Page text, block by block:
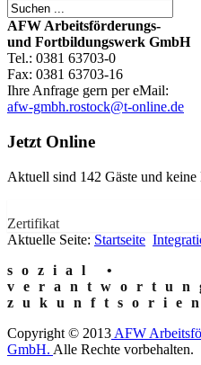
AFW Arbeitsförderungs-
und Fortbildungswerk GmbH
Tel.: 0381 63703-0
Fax: 0381 63703-16
Ihre Anfrage gern per eMail:
afw-gmbh.rostock@t-online.de
Jetzt Online
Aktuell sind 142 Gäste und
Zertifikat
Aktuelle Seite: Startseite
sozial •
Copyright © 2013 AFW
GmbH. Alle Rechte vorbehalten.